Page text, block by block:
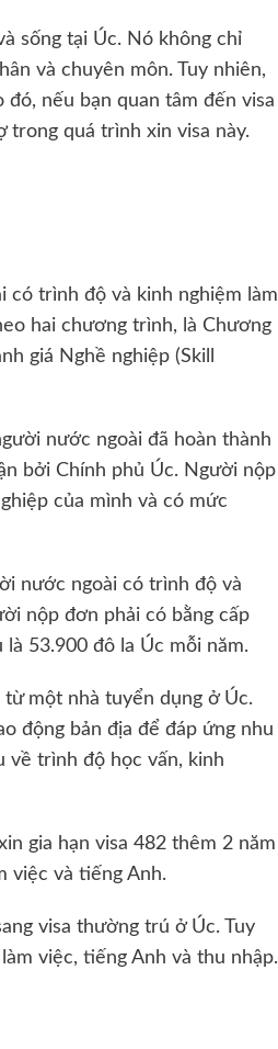
sống tại Úc. Nó không chỉ
và chuyên môn. Tuy nhiên,
nếu bạn quan tâm đến visa
quá trình xin visa này.
có trình độ và kinh nghiệm làm
hai chương trình, là Chương
giá Nghề nghiệp (Skill
nước ngoài đã hoàn thành
bởi Chính phủ Úc. Người nộp
của mình và có mức
nước ngoài có trình độ và
nộp đơn phải có bằng cấp
53.900 đô la Úc mỗi năm.
một nhà tuyển dụng ở Úc.
động bản địa để đáp ứng nhu
về trình độ học vấn, kinh
gia hạn visa 482 thêm 2 năm
việc và tiếng Anh.
visa thường trú ở Úc. Tuy
việc, tiếng Anh và thu nhập.